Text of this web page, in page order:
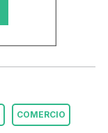
COMERCIO